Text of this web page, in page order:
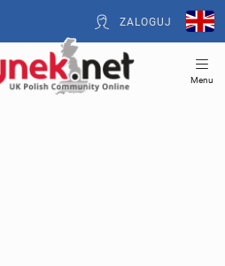
ZALOGUJ
Menu